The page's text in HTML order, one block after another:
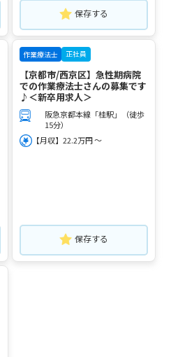
保存する
作業療法士 正社員
【京都市/西京区】急性期病院
での作業療法士さんの募集です
♪＜新卒用求人＞
阪急京都本線「桂駅」（徒歩
15分）
【月収】22.2万円 ～
保存する